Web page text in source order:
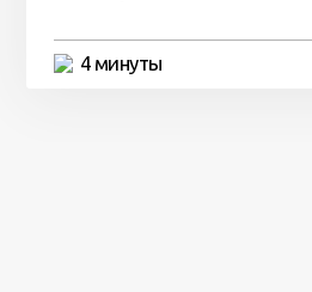
4 минуты